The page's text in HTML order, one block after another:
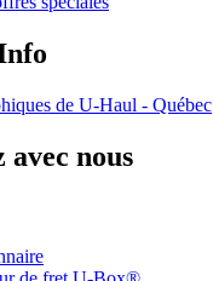
de U-Haul - Québec
avec nous